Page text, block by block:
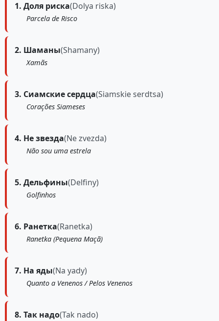
1. Доля риска(Dolya riska)
Parcela de Risco
2. Шаманы(Shamany)
Xamãs
3. Сиамские сердца(Siamskie serdtsa)
Corações Siameses
4. Не звезда(Ne zvezda)
Não sou uma estrela
5. Дельфины(Delfiny)
Golfinhos
6. Ранетка(Ranetka)
Ranetka (Pequena Maçã)
7. На яды(Na yady)
Quanto a Venenos / Pelos Venenos
8. Так надо(Tak nado)